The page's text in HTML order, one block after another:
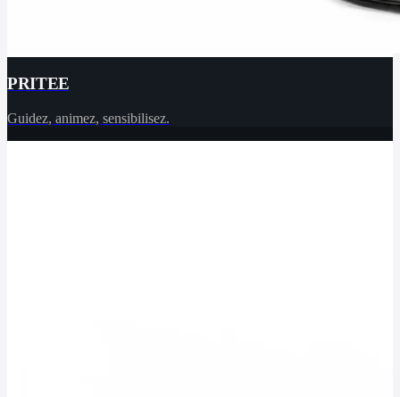
PRITEE
Guidez, animez, sensibilisez.